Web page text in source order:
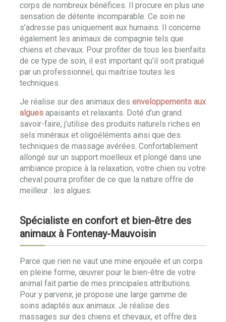
corps de nombreux bénéfices. Il procure en plus une
sensation de détente incomparable. Ce soin ne
s’adresse pas uniquement aux humains. Il concerne
également les animaux de compagnie tels que
chiens et chevaux. Pour profiter de tous les bienfaits
de ce type de soin, il est important qu’il soit pratiqué
par un professionnel, qui maitrise toutes les
techniques.
Je réalise sur des animaux des enveloppements aux
algues apaisants et relaxants. Doté d’un grand
savoir-faire, j’utilise des produits naturels riches en
sels minéraux et oligoéléments ainsi que des
techniques de massage avérées. Confortablement
allongé sur un support moelleux et plongé dans une
ambiance propice à la relaxation, votre chien ou votre
cheval pourra profiter de ce que la nature offre de
meilleur : les algues.
Spécialiste en confort et bien-être des
animaux à Fontenay-Mauvoisin
Parce que rien ne vaut une mine enjouée et un corps
en pleine forme, œuvrer pour le bien-être de votre
animal fait partie de mes principales attributions.
Pour y parvenir, je propose une large gamme de
soins adaptés aux animaux. Je réalise des
massages sur des chiens et chevaux, et offre des